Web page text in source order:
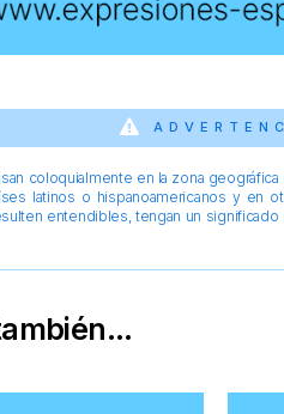
coloquialmente en la zona
latinos o hispanoamericanos y en
entendibles, tengan un